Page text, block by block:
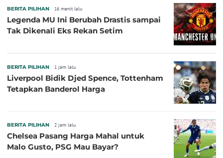
BERITA PILIHAN 16 menit lalu
Legenda MU Ini Berubah Drastis sampai
Tak Dikenali Eks Rekan Setim
BERITA PILIHAN 1 jam lalu
Liverpool Bidik Djed Spence, Tottenham
Tetapkan Banderol Harga
BERITA PILIHAN 2 jam lalu
Chelsea Pasang Harga Mahal untuk
Malo Gusto, PSG Mau Bayar?